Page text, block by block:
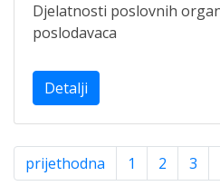
Djelatnosti poslovnih
poslodavaca
Detalji
prijethodna 1 2 3